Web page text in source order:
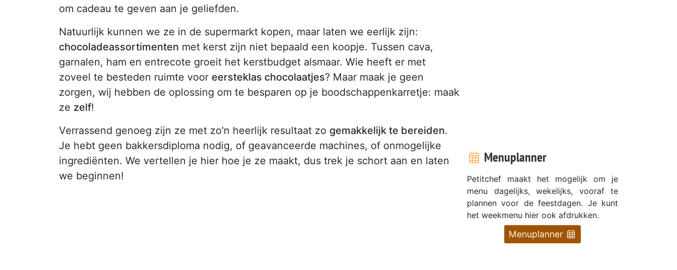
om cadeau te geven aan je geliefden.
Natuurlijk kunnen we ze in de supermarkt kopen, maar laten we eerlijk zijn:
chocoladeassortimenten met kerst zijn niet bepaald een koopje. Tussen cava,
garnalen, ham en entrecote groeit het kerstbudget alsmaar. Wie heeft er met
zoveel te besteden ruimte voor eersteklas chocolaatjes? Maar maak je geen
zorgen, wij hebben de oplossing om te besparen op je boodschappenkarretje: maak
ze zelf!
Verrassend genoeg zijn ze met zo'n heerlijk resultaat zo gemakkelijk te bereiden.
Je hebt geen bakkersdiploma nodig, of geavanceerde machines, of onmogelijke
ingrediënten. We vertellen je hier hoe je ze maakt, dus trek je schort aan en laten
we beginnen!
Menuplanner
Petitchef maakt het mogelijk om je
menu dagelijks, wekelijks, vooraf te
plannen voor de feestdagen. Je kunt
het weekmenu hier ook afdrukken.
Menuplanner